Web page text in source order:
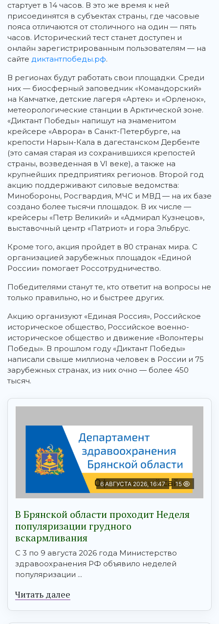
стартует в 14 часов. В это же время к ней
присоединятся в субъектах страны, где часовые
пояса отличаются от столичного на один — пять
часов. Исторический тест станет доступен и
онлайн зарегистрированным пользователям — на
сайте диктантпобеды.рф.
В регионах будут работать свои площадки. Среди
них — биосферный заповедник «Командорский»
на Камчатке, детские лагеря «Артек» и «Орленок»,
метеорологические станции в Арктической зоне.
«Диктант Победы» напишут на знаменитом
крейсере «Аврора» в Санкт-Петербурге, на
крепости Нарын-Кала в дагестанском Дербенте
(это самая старая из сохранившихся крепостей
страны, возведенная в VI веке), а также на
крупнейших предприятиях регионов. Второй год
акцию поддерживают силовые ведомства:
Минобороны, Росгвардия, МЧС и МВД — на их базе
создано более тысячи площадок. В их числе —
крейсеры «Петр Великий» и «Адмирал Кузнецов»,
выставочный центр «Патриот» и гора Эльбрус.
Кроме того, акция пройдет в 80 странах мира. С
организацией зарубежных площадок «Единой
России» помогает Россотрудничество.
Победителями станут те, кто ответит на вопросы не
только правильно, но и быстрее других.
Акцию организуют «Единая Россия», Российское
историческое общество, Российское военно-
историческое общество и движение «Волонтеры
Победы». В прошлом году «Диктант Победы»
написали свыше миллиона человек в России и 75
зарубежных странах, из них очно — более 450
тысяч.
6 АВГУСТА 2026, 16:47 15
В Брянской области проходит Неделя
популяризации грудного
вскармливания
С 3 по 9 августа 2026 года Министерство
здравоохранения РФ объявило неделей
популяризации ...
Читать далее